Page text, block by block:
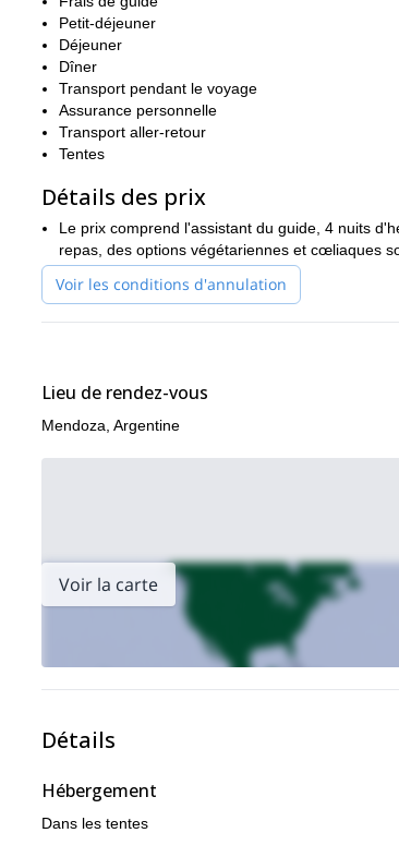
Petit-déjeuner
Déjeuner
Dîner
Transport pendant le voyage
Assurance personnelle
Transport aller-retour
Tentes
Détails des prix
Le prix comprend l'assistant du guide, 4 nuits
repas, des options végétariennes et cœliaques
Voir les conditions d'annulation
Lieu de rendez-vous
Mendoza, Argentine
Voir la carte
Détails
Hébergement
Dans les tentes